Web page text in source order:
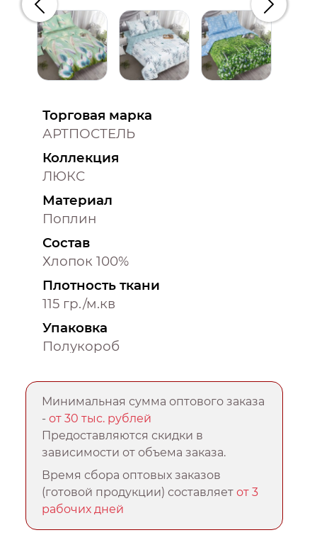
Предыдущий
Торговая марка
АРТПОСТЕЛЬ
Коллекция
ЛЮКС
Материал
Поплин
Состав
Хлопок 100%
Плотность ткани
115 гр./м.кв
Упаковка
Полукороб
Минимальная сумма оптового заказа
-от 30 тыс. рублей
Предоставляются скидки в
зависимости от объема заказа.
Время сбора оптовых заказов
(готовой продукции) составляетот 3
рабочих дней